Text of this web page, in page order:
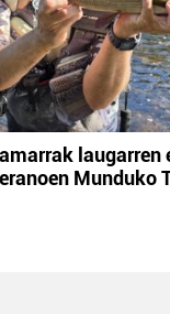
laugarren
Munduko